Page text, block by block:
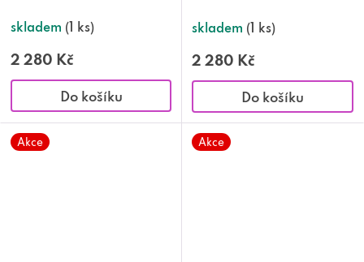
skladem (1 ks)
2 280 Kč
Do košíku
skladem (1 ks)
2 280 Kč
Do košíku
Akce Akce